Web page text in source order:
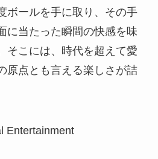
ボールを手に取り、その手
に当たった瞬間の快感を味
そこには、時代を超えて愛
原点とも言える楽しさが詰
Entertainment